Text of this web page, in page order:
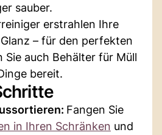
sauber.
erstrahlen Ihre
– für den perfekten
Sie auch Behälter für Müll
bereit.
Fangen Sie
in Ihren Schränken und